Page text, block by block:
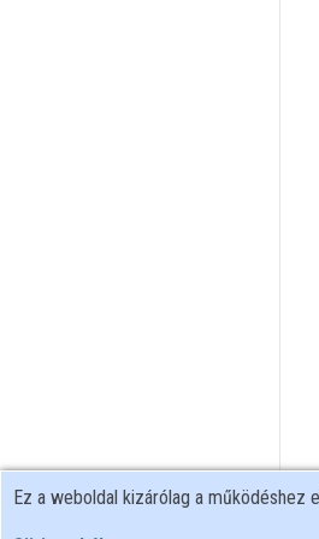
Ez a weboldal kizárólag a működéshez